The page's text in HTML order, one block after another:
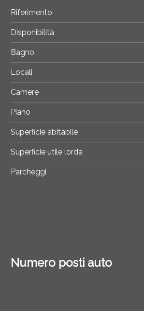
Riferimento
Disponibilità
Bagno
Locali
Camere
Piano
Superficie abitabile
Superficie utile lorda
Parcheggi
Numero posti auto